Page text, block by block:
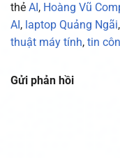
thẻ AI , Hoàng Vũ
AI , laptop Quảng Ngãi,
thuật máy tính, tin
Gửi phản hồi